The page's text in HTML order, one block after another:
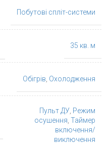
Побутові спліт-системи
35 кв. м
Обігрів Охолодження
Пульт ДУ Режим
осушення Таймер
включення/
виключення